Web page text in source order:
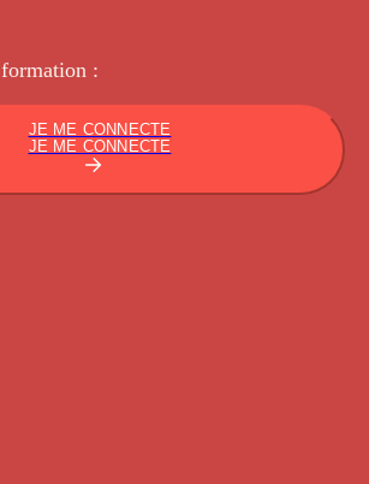
formation :
JE ME CONNECTE
JE ME CONNECTE